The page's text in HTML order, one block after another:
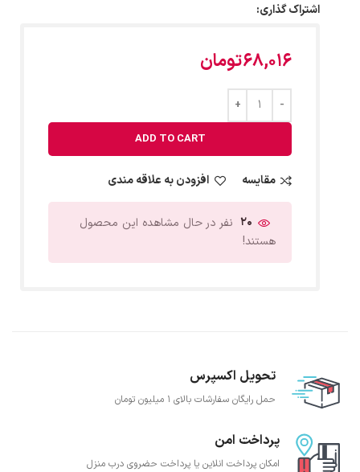
اشتراک گذاری:
68,016تومان
ADD TO CART
مقایسه افزودن به علاقه مندی
20 نفر در حال مشاهده این محصول
هستند!
تحویل اکسپرس
حمل رایگان سفارشات بالای 1 میلیون تومان
پرداخت امن
امکان پرداخت انلاین یا پرداخت حضروی درب منزل